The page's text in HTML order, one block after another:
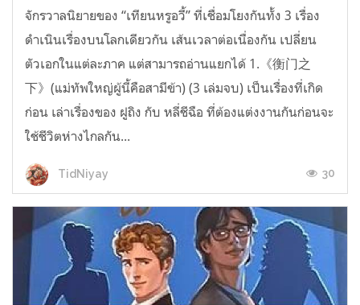
จักรวาลนิยายของ “เทียนหรูอวี้” ที่เชื่อมโยงกันทั้ง 3 เรื่อง
ดำเนินเรื่องบนโลกเดียวกัน เส้นเวลาต่อเนื่องกัน เปลี่ยน
ตัวเอกในแต่ละภาค แต่สามารถอ่านแยกได้ 1.《衡门之
下》(แม่ทัพใหญ่ผู้นี้คือสามีข้า) (3 เล่มจบ) เป็นเรื่องที่เกิด
ก่อน เล่าเรื่องของ ฝูถิง กับ หลี่ชีฉือ ที่ต้องแต่งงานกันก่อนจะ
ใช้ชีวิตห่างไกลกัน...
TidNiyay 30